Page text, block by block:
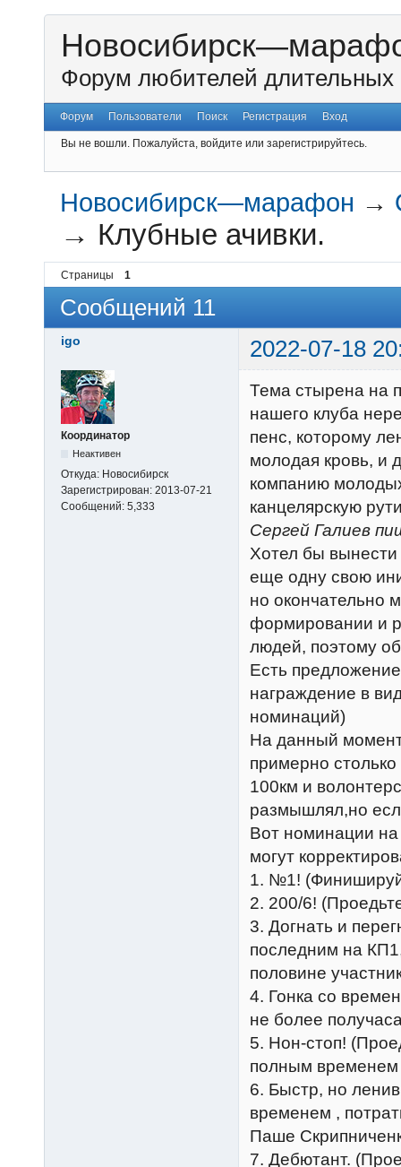
Форум любителей длительных
Форум Пользователи Поиск Регистрация Вход
Вы не вошли. Пожалуйста, войдите или зарегистрируйтесь.
Новосибирск—марафон →
→ Клубные ачивки.
Страницы 1
Сообщений 11
igo 2022-07-18
Координатор
Неактивен
Откуда: Новосибирск
Зарегистрирован: 2013-07-21
Сообщений: 5,333
Тема стырена на
нашего клуба
пенс, которому
молодая кровь, и
компанию
канцелярскую
Сергей Галиев
Хотел бы вынести
еще одну свою
но окончательно
формировании и
людей, поэтому
Есть
награждение в
номинаций)
На данный
примерно
100км и
размышлял,но
Вот номинации
могут
1. №1!
2. 200/6!
3. Догнать и
последним на
половине
4. Гонка со
не более
5. Нон-стоп!
полным временем
6. Быстр, но
временем ,
Паше
7. Дебютант.